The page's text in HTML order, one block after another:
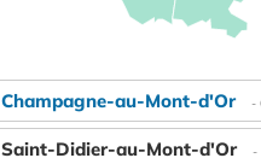
Champagne-au-Mont-d'Or -
Saint-Didier-au-Mont-d'Or
-